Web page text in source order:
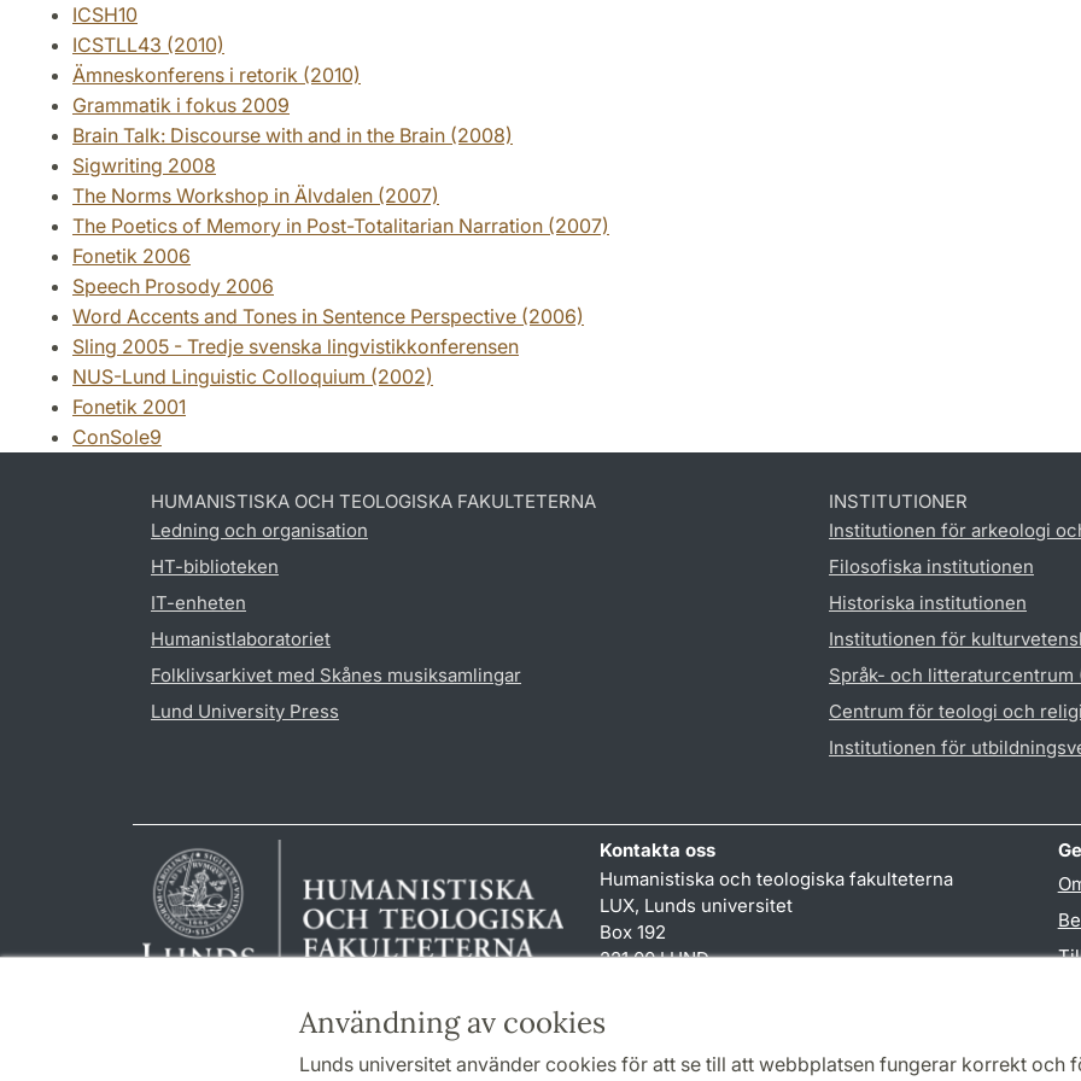
Användning av cookies
Lunds universitet använder cookies för att se till att webbplatsen fungerar korrekt och
ICSH10
ICSTLL43 (2010)
Ämneskonferens i retorik (2010)
Grammatik i fokus 2009
Brain Talk: Discourse with and in the Brain (2008)
Sigwriting 2008
The Norms Workshop in Älvdalen (2007)
The Poetics of Memory in Post-Totalitarian Narration (2007)
Fonetik 2006
Speech Prosody 2006
Word Accents and Tones in Sentence Perspective (2006)
Sling 2005 - Tredje svenska lingvistikkonferensen
NUS-Lund Linguistic Colloquium (2002)
Fonetik 2001
ConSole9
HUMANISTISKA OCH TEOLOGISKA FAKULTETERNA
Ledning och organisation
HT-biblioteken
IT-enheten
Humanistlaboratoriet
Folklivsarkivet med Skånes musiksamlingar
Lund University Press
INSTITUTIONER
Institutionen för arkeologi
Filosofiska institutionen
Historiska institutionen
Institutionen för
Språk- och litteraturcentrum
Centrum för teologi och
Institutionen för
Kontakta oss
Humanistiska och teologiska fakulteterna
LUX, Lunds universitet
Box 192
221 00 LUND
kansliht